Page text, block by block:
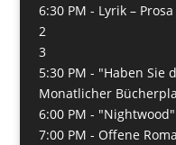
6:30 PM - Lyrik –
2
3
5:30 PM - "Haben Sie
Monatlicher
6:00 PM -
7:00 PM - Offene